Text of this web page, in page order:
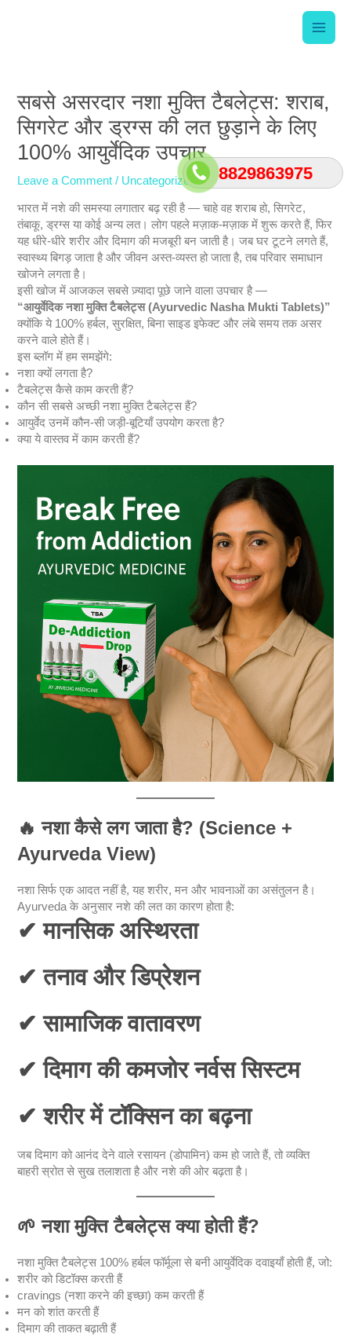
8829863975
Main
सबसे असरदार नशा मुक्ति टैबलेट्स: शराब,
सिगरेट और ड्रग्स की लत छुड़ाने के लिए
100% आयुर्वेदिक उपचार
Leave a Comment / Uncategorized/ Bysrishti
भारत में नशे की समस्या लगातार बढ़ रही है — चाहे वह शराब हो, सिगरेट,
तंबाकू, ड्रग्स या कोई अन्य लत। लोग पहले मज़ाक-मज़ाक में शुरू करते हैं, फिर
यह धीरे-धीरे शरीर और दिमाग की मजबूरी बन जाती है। जब घर टूटने लगते हैं,
स्वास्थ्य बिगड़ जाता है और जीवन अस्त-व्यस्त हो जाता है, तब परिवार समाधान
खोजने लगता है।
इसी खोज में आजकल सबसे ज़्यादा पूछे जाने वाला उपचार है —
“आयुर्वेदिक नशा मुक्ति टैबलेट्स (Ayurvedic Nasha Mukti Tablets)”
क्योंकि ये 100% हर्बल, सुरक्षित, बिना साइड इफेक्ट और लंबे समय तक असर
करने वाले होते हैं।
इस ब्लॉग में हम समझेंगे:
नशा क्यों लगता है?
टैबलेट्स कैसे काम करती हैं?
कौन सी सबसे अच्छी नशा मुक्ति टैबलेट्स हैं?
आयुर्वेद उनमें कौन-सी जड़ी-बूटियाँ उपयोग करता है?
क्या ये वास्तव में काम करती हैं?
🔥नशा कैसे लग जाता है? (Science +
Ayurveda View)
नशा सिर्फ एक आदत नहीं है, यह शरीर, मन और भावनाओं का असंतुलन है।
Ayurveda के अनुसार नशे की लत का कारण होता है:
✔ मानसिक अस्थिरता
✔ तनाव और डिप्रेशन
✔ सामाजिक वातावरण
✔ दिमाग की कमजोर नर्वस सिस्टम
✔ शरीर में टॉक्सिन का बढ़ना
जब दिमाग को आनंद देने वाले रसायन (डोपामिन) कम हो जाते हैं, तो व्यक्ति
बाहरी स्रोत से सुख तलाशता है और नशे की ओर बढ़ता है।
🌱नशा मुक्ति टैबलेट्स क्या होती हैं?
नशा मुक्ति टैबलेट्स 100% हर्बल फॉर्मूला से बनी आयुर्वेदिक दवाइयाँ होती हैं, जो:
शरीर को डिटॉक्स करती हैं
cravings (नशा करने की इच्छा) कम करती हैं
मन को शांत करती हैं
दिमाग की ताकत बढ़ाती हैं